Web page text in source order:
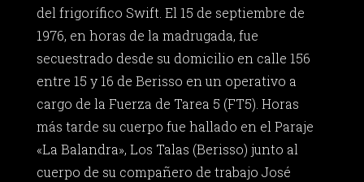
del frigorífico Swift. El 15 de septiembre de
1976, en horas de la madrugada, fue
secuestrado desde su domicilio en calle 156
entre 15 y 16 de Berisso en un operativo a
cargo de la Fuerza de Tarea 5 (FT5). Horas
más tarde su cuerpo fue hallado en el Paraje
«La Balandra», Los Talas (Berisso) junto al
cuerpo de su compañero de trabajo José